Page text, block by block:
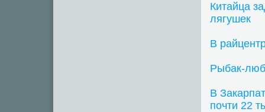
Китайца
лягушек
В
Рыбак-
В
почти 22